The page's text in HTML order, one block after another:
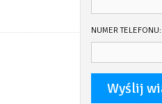
NUMER TELEFONU: